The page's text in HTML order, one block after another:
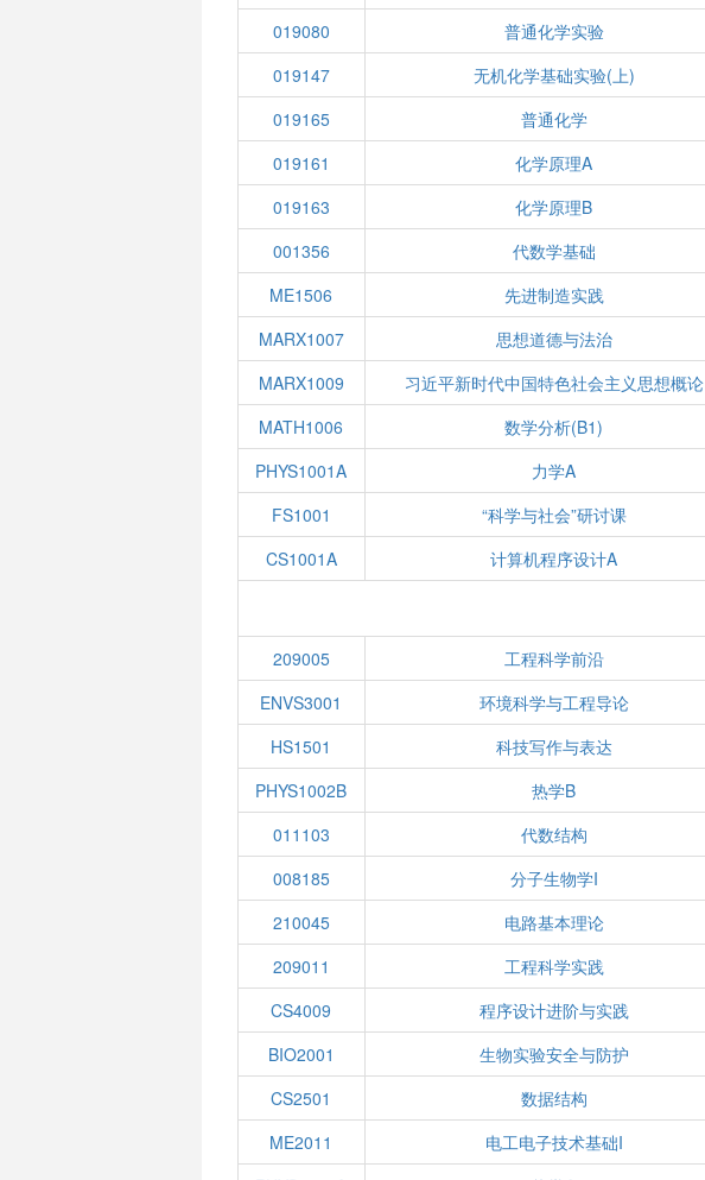
019080
普通化学实验
019147
无机化学基础实验(上)
019165
普通化学
019161
化学原理A
019163
化学原理B
001356
代数学基础
ME1506
先进制造实践
MARX1007
思想道德与法治
MARX1009
习近平新时代中国特色社会主义思想概论
MATH1006
数学分析(B1)
PHYS1001A
力学A
FS1001
“科学与社会”研讨课
CS1001A
计算机程序设计A
209005 工程科学前沿
ENVS3001
环境科学与工程导论
HS1501
科技写作与表达
PHYS1002B
热学B
011103
代数结构
008185
分子生物学I
210045
电路基本理论
209011
工程科学实践
CS4009
程序设计进阶与实践
BIO2001
生物实验安全与防护
CS2501
数据结构
ME2011
电工电子技术基础I